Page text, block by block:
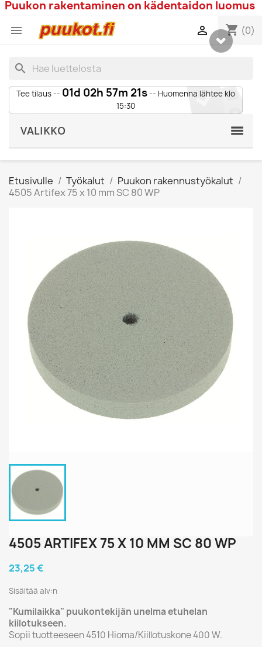
Puukon rakentaminen on kädentaidon luomus
 shopping_cart (0)

search
Tee tilaus -- 01d 02h 57m 20s -- Huomenna lähtee klo
15:30
VALIKKO
Etusivulle Työkalut
Puukon rakennustyökalut
4505 Artifex 75 x 10 mm SC 80 WP
4505 ARTIFEX 75 X 10 MM SC 80 WP
23,25 €
Sisältää alv:n
"Kumilaikka" puukontekijän unelma etuhelan
kiilotukseen.
Sopii tuotteeseen 4510 Hioma/Kiillotuskone 400 W.